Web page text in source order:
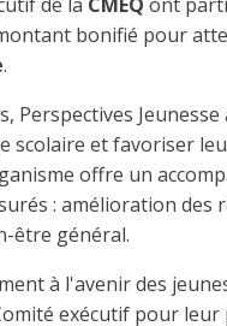
bonifié pour
.
Perspectives
scolaire et favoriser
offre un
: amélioration des
être général.
à l'avenir des
exécutif pour